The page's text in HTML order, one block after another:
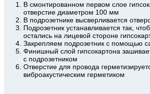
В смонтированном первом слое
отверстие диаметром 100 мм
В подрозетнике высверливается
Подрозетник устанавливается так,
остались на лицевой стороне
Закрепляем подрозетник с помощью
Финишный слой гипсокартона
с подрозетником
Отверстие для провода
виброакустическим герметиком